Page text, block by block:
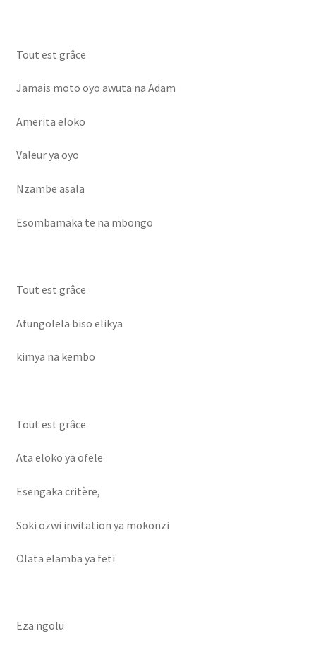
Tout est grâce
Jamais moto oyo awuta na Adam
Amerita eloko
Valeur ya oyo
Nzambe asala
Esombamaka te na mbongo
Tout est grâce
Afungolela biso elikya
kimya na kembo
Tout est grâce
Ata eloko ya ofele
Esengaka critère,
Soki ozwi invitation ya mokonzi
Olata elamba ya feti
Eza ngolu